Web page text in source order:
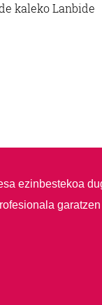
kaleko Lanbide
ezinbestekoa
garatzen